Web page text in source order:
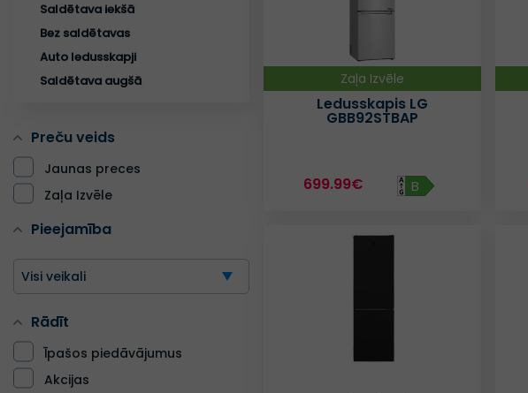
Saldētava iekšā
Bez saldētavas
Auto ledusskapji
Saldētava augšā
Preču veids
Jaunas preces
Zaļa Izvēle
Pieejamība
Visi veikali
Rādīt
Īpašos piedāvājumus
Akcijas
Zaļa Izvēle
Ledusskapis LG
GBB92STBAP
699.99€ B